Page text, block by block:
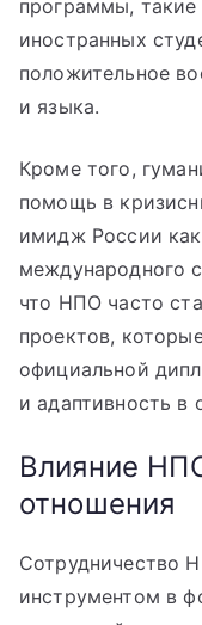
программы, такие
иностранных
положительное
и языка.
Кроме того,
помощь в
имидж России как
международного
что НПО часто
проектов,
официальной
и адаптивность в
Влияние
отношения
Сотрудничество
инструментом в